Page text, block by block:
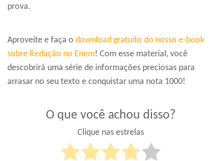
prova.
Aproveite e faça o download gratuito do nosso e-book
sobre Redação no Enem! Com esse material, você
descobrirá uma série de informações preciosas para
arrasar no seu texto e conquistar uma nota 1000!
O que você achou disso?
Clique nas estrelas